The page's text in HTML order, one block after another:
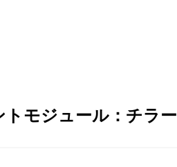
モジュール：チラー